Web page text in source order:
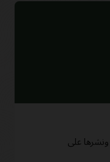
ونشرها على